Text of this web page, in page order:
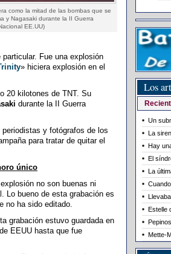
como la mitad de las bombas que se
y Nagasaki durante la II Guerra
EE.UU)
Fue una explosión
» hiciera explosión en el
20 kilotones de TNT. Su
durante la II Guerra
y fotógrafos de los
para tratar de quitar el
único
no son buenas ni
Lo bueno de esta grabación es
no ha sido editado.
grabación estuvo guardada en
EEUU hasta que fue
Los
Un
La
Hay
El
La
Estelle
Mette-